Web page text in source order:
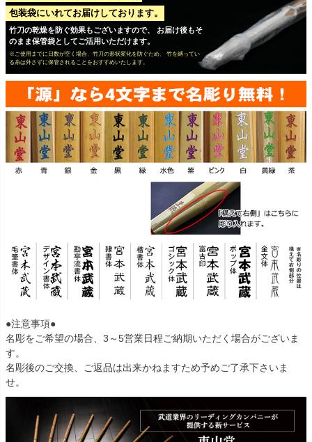
包装袋にいれてお届けしております。
竹刀の乾燥を防ぐ効果もございますので、 お届け後もそ
のまま保管袋としてご活用いただけます。
※ご使用までに日数が空く場合、竹刀の形状変化を防ぐため、 竹を縛ってい
る糸は外さずに保管されることをおすすめいたします。
●注意事項●
名彫をご希望の場合、3～5営業日程ご納期いただく場合がございま
す。
名彫後のご交換、ご返品は出来かねますため予めご了承下さいま
せ。